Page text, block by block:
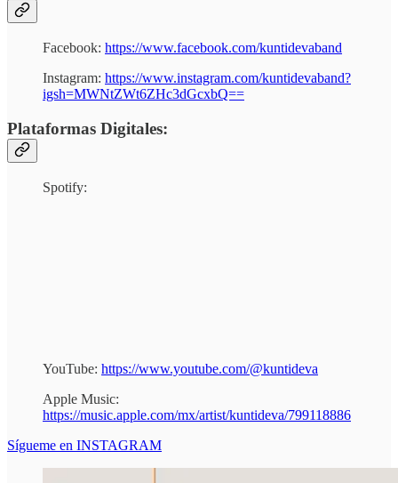
Facebook: https://www.facebook.com/kuntidevaband
Instagram: https://www.instagram.com/kuntidevaband?
igsh=MWNtZWt6ZHc3dGcxbQ==
Plataformas Digitales:
Spotify:
YouTube: https://www.youtube.com/@kuntideva
Apple Music:
https://music.apple.com/mx/artist/kuntideva/799118886
Sígueme en INSTAGRAM